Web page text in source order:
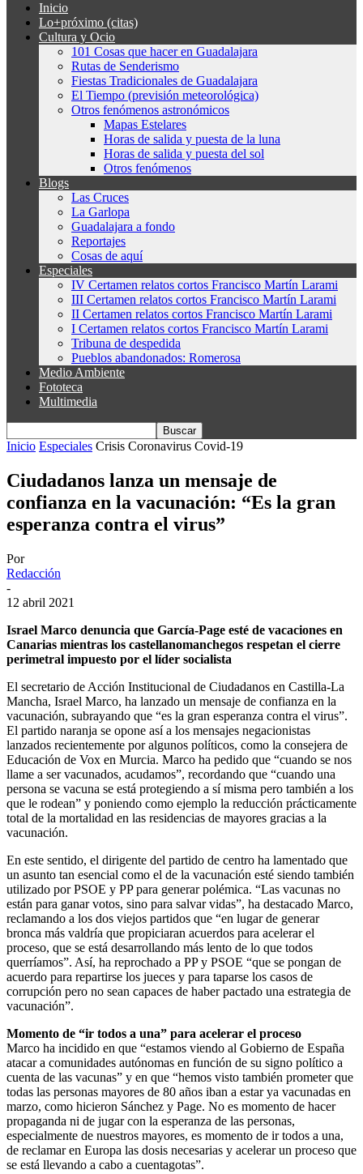
Inicio
Lo+próximo (citas)
Cultura y Ocio
101 Cosas que hacer en Guadalajara
Rutas de Senderismo
Fiestas Tradicionales de Guadalajara
El Tiempo (previsión meteorológica)
Otros fenómenos astronómicos
Mapas Estelares
Horas de salida y puesta de la luna
Horas de salida y puesta del sol
Otros fenómenos
Blogs
Las Cruces
La Garlopa
Guadalajara a fondo
Reportajes
Cosas de aquí
Especiales
IV Certamen relatos cortos Francisco Martín Larami
III Certamen relatos cortos Francisco Martín Larami
II Certamen relatos cortos Francisco Martín Larami
I Certamen relatos cortos Francisco Martín Larami
Tribuna de despedida
Pueblos abandonados: Romerosa
Medio Ambiente
Fototeca
Multimedia
Inicio Especiales Crisis Coronavirus Covid-19
Ciudadanos lanza un mensaje de
confianza en la vacunación: “Es la gran
esperanza contra el virus”
Por
Redacción
-
12 abril 2021
Israel Marco denuncia que García-Page esté de vacaciones en
Canarias mientras los castellanomanchegos respetan el cierre
perimetral impuesto por el líder socialista
El secretario de Acción Institucional de Ciudadanos en Castilla-La
Mancha, Israel Marco, ha lanzado un mensaje de confianza en la
vacunación, subrayando que “es la gran esperanza contra el virus”.
El partido naranja se opone así a los mensajes negacionistas
lanzados recientemente por algunos políticos, como la consejera de
Educación de Vox en Murcia. Marco ha pedido que “cuando se nos
llame a ser vacunados, acudamos”, recordando que “cuando una
persona se vacuna se está protegiendo a sí misma pero también a los
que le rodean” y poniendo como ejemplo la reducción prácticamente
total de la mortalidad en las residencias de mayores gracias a la
vacunación.
En este sentido, el dirigente del partido de centro ha lamentado que
un asunto tan esencial como el de la vacunación esté siendo también
utilizado por PSOE y PP para generar polémica. “Las vacunas no
están para ganar votos, sino para salvar vidas”, ha destacado Marco,
reclamando a los dos viejos partidos que “en lugar de generar
bronca más valdría que propiciaran acuerdos para acelerar el
proceso, que se está desarrollando más lento de lo que todos
querríamos”. Así, ha reprochado a PP y PSOE “que se pongan de
acuerdo para repartirse los jueces y para taparse los casos de
corrupción pero no sean capaces de haber pactado una estrategia de
vacunación”.
Momento de “ir todos a una” para acelerar el proceso
Marco ha incidido en que “estamos viendo al Gobierno de España
atacar a comunidades autónomas en función de su signo político a
cuenta de las vacunas” y en que “hemos visto también prometer que
todas las personas mayores de 80 años iban a estar ya vacunadas en
marzo, como hicieron Sánchez y Page. No es momento de hacer
propaganda ni de jugar con la esperanza de las personas,
especialmente de nuestros mayores, es momento de ir todos a una,
de reclamar en Europa las dosis necesarias y acelerar un proceso que
se está llevando a cabo a cuentagotas”.